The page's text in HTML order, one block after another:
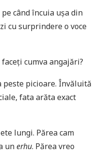
când încuia ușa din
cu surprindere o voce
cumva angajări?
peste picioare. Învăluită
fata arăta exact
lungi. Părea cam
unerhu. Părea vreo